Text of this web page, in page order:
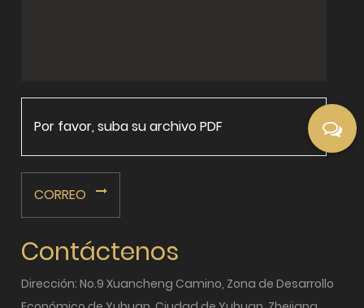
Por favor, suba su archivo PDF
CORREO
Contáctenos
Dirección: No.9 Xuancheng Camino, Zona de Desarrollo